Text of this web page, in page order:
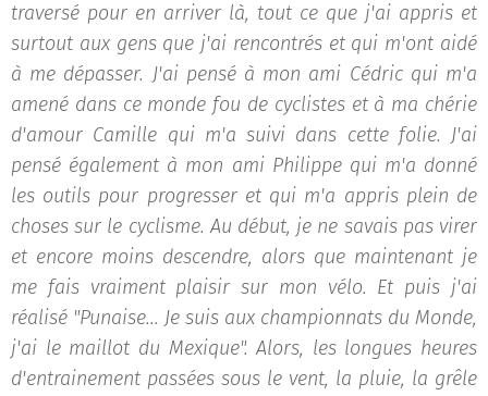
traversé pour en arriver là, tout ce que j'ai appris et
surtout aux gens que j'ai rencontrés et qui m'ont aidé
à me dépasser. J'ai pensé à mon ami Cédric qui m'a
amené dans ce monde fou de cyclistes et à ma chérie
d'amour Camille qui m'a suivi dans cette folie. J'ai
pensé également à mon ami Philippe qui m'a donné
les outils pour progresser et qui m'a appris plein de
choses sur le cyclisme.Au début, je ne savais pas virer
et encore moins descendre, alors que maintenant je
me fais vraiment plaisir sur mon vélo. Et puis j'ai
réalisé "Punaise... Je suis aux championnats du Monde,
j'ai le maillot du Mexique". Alors, les longues heures
d'entrainement passées sous le vent, la pluie, la grêle